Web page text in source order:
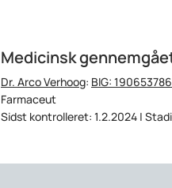
Medicinsk
Dr. Arco Verhoog: BIG:
Farmaceut
Sidst kontrolleret: 1.2.2024 |